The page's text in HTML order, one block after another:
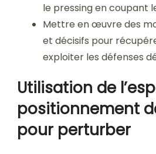
le pressing en coupant
Mettre en œuvre des
et décisifs pour
exploiter les défenses
Utilisation de
positionnement
pour perturber